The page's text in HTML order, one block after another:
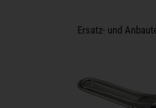
Ersatz- und